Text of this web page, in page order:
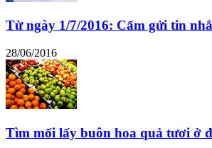
Từ ngày 1/7/2016: Cấm gửi tin
28/06/2016
Tìm mối lấy buôn hoa quả tươi ở